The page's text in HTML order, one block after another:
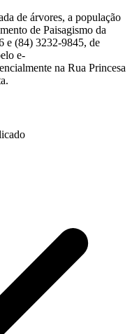
de árvores, a população
de Paisagismo da
e (84) 3232-9845, de
e-
na Rua Princesa